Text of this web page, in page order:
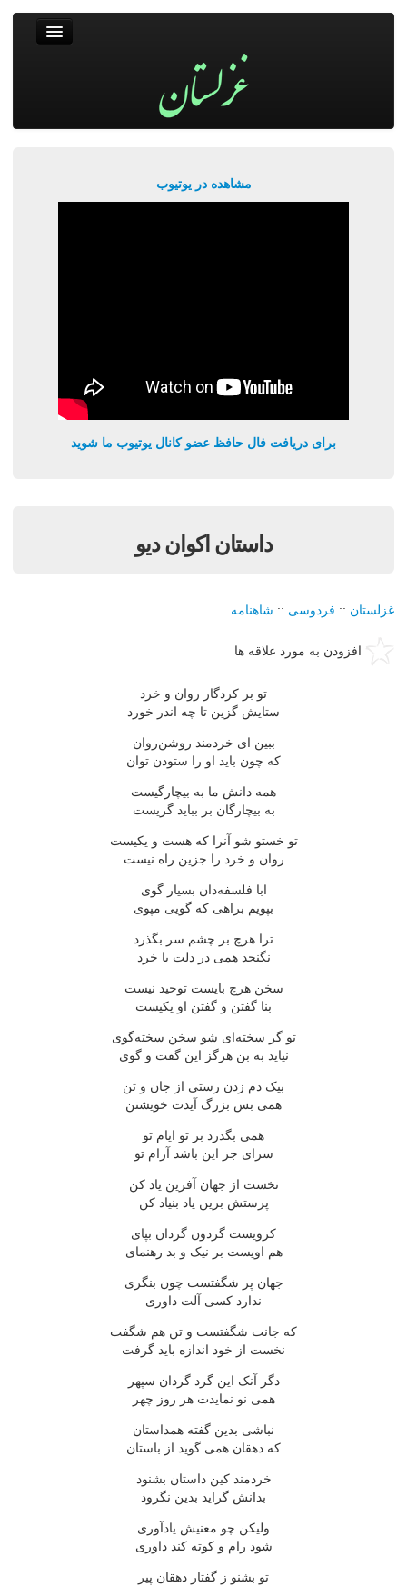
مشاهده در یوتیوب
برای دریافت فال حافظ عضو کانال یوتیوب ما شوید
داستان اکوان دیو
غزلستان :: فردوسی :: شاهنامه
افزودن به مورد علاقه ها
تو بر کردگار روان و خرد
ستایش گزین تا چه اندر خورد
ببین ای خردمند روشن‌روان
که چون باید او را ستودن توان
همه دانش ما به بیچارگیست
به بیچارگان بر بباید گریست
تو خستو شو آنرا که هست و یکیست
روان و خرد را جزین راه نیست
ابا فلسفه‌دان بسیار گوی
بپویم براهی که گویی مپوی
ترا هرچ بر چشم سر بگذرد
نگنجد همی در دلت با خرد
سخن هرچ بایست توحید نیست
بنا گفتن و گفتن او یکیست
تو گر سخته‌ای شو سخن سخته‌گوی
نیاید به بن هرگز این گفت و گوی
بیک دم زدن رستی از جان و تن
همی بس بزرگ آیدت خویشتن
همی بگذرد بر تو ایام تو
سرای جز این باشد آرام تو
نخست از جهان آفرین یاد کن
پرستش برین یاد بنیاد کن
کزویست گردون گردان بپای
هم اویست بر نیک و بد رهنمای
جهان پر شگفتست چون بنگری
ندارد کسی آلت داوری
که جانت شگفتست و تن هم شگفت
نخست از خود اندازه باید گرفت
دگر آنک این گرد گردان سپهر
همی نو نمایدت هر روز چهر
نباشی بدین گفته همداستان
که دهقان همی گوید از باستان
خردمند کین داستان بشنود
بدانش گراید بدین نگرود
ولیکن چو معنیش یادآوری
شود رام و کوته کند داوری
تو بشنو ز گفتار دهقان پیر